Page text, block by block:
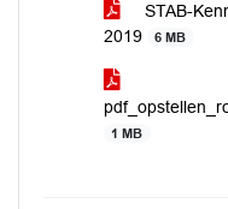
STAB-
2019
6 MB
1 MB